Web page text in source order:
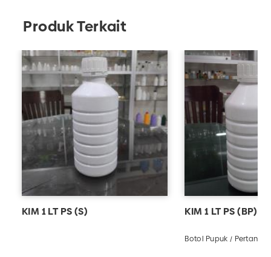
Produk Terkait
KIM 1 LT PS (S) KIM 1 LT PS (BP)
Botol Pupuk /